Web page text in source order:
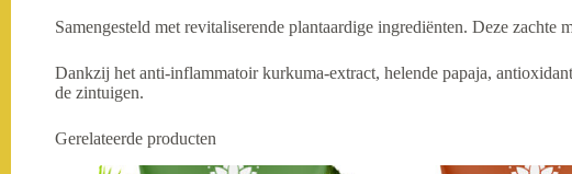
Samengesteld met revitaliserende plantaardige ingrediënten. Deze
Dankzij het anti-inflammatoir kurkuma-extract, helende papaja,
de zintuigen.
Gerelateerde producten